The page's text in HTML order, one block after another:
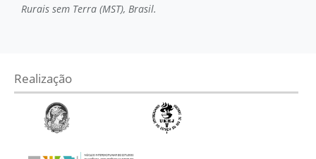
Rurais sem Terra (MST), Brasil.
Realização